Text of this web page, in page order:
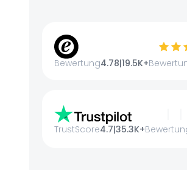
Bewertung4.78|19.5K+
TrustScore4.7|35.3K+